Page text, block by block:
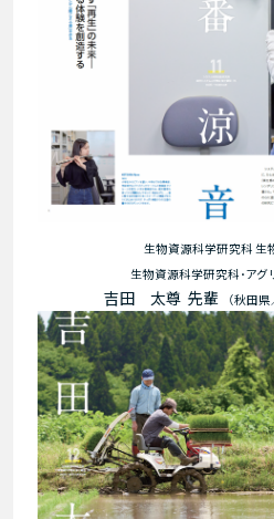
生物資源科学研究科 生
生物資源科学研究科･ア
吉田 太尊 先輩 （秋田